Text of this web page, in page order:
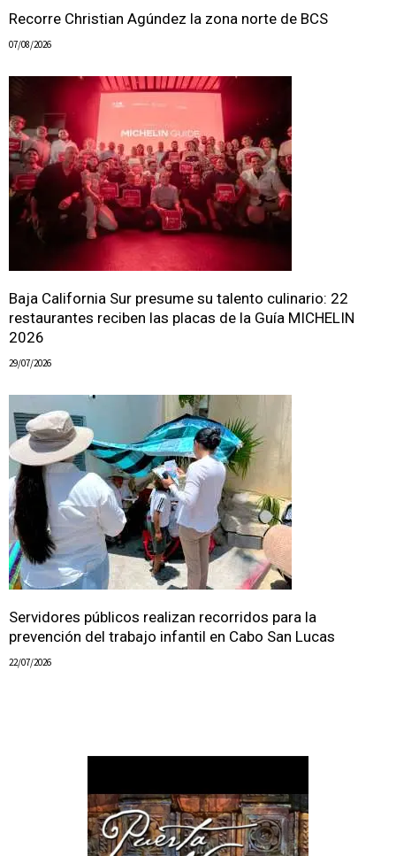
Recorre Christian Agúndez la zona norte de BCS
07/08/2026
Baja California Sur presume su talento culinario: 22
restaurantes reciben las placas de la Guía MICHELIN
2026
29/07/2026
Servidores públicos realizan recorridos para la
prevención del trabajo infantil en Cabo San Lucas
22/07/2026